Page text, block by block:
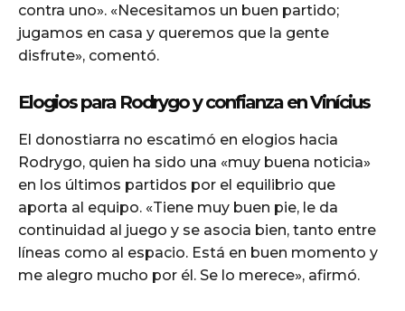
contra uno». «Necesitamos un buen partido;
jugamos en casa y queremos que la gente
disfrute», comentó.
Elogios para Rodrygo y confianza en Vinícius
El donostiarra no escatimó en elogios hacia
Rodrygo, quien ha sido una «muy buena noticia»
en los últimos partidos por el equilibrio que
aporta al equipo. «Tiene muy buen pie, le da
continuidad al juego y se asocia bien, tanto entre
líneas como al espacio. Está en buen momento y
me alegro mucho por él. Se lo merece», afirmó.